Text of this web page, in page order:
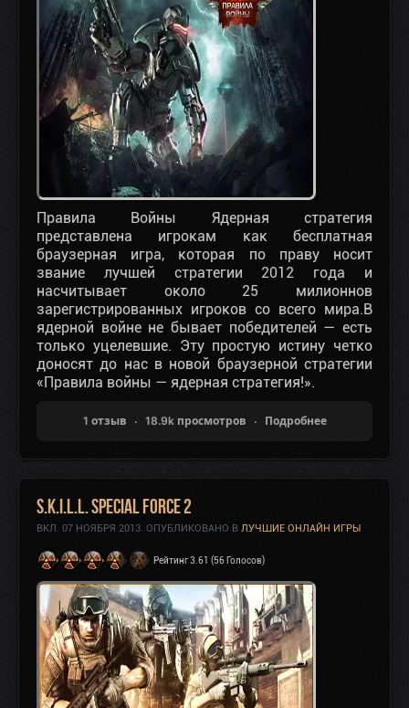
Правила Войны Ядерная стратегия
представлена игрокам как бесплатная
браузерная игра, которая по праву носит
звание лучшей стратегии 2012 года и
насчитывает около 25 милионнов
зарегистрированных игроков со всего мира.В
ядерной войне не бывает победителей — есть
только уцелевшие. Эту простую истину четко
доносят до нас в новой браузерной стратегии
«Правила войны — ядерная стратегия!».
1 отзыв 18.9k просмотров Подробнее
S.K.I.L.L. Special Force 2
ВКЛ. 07 НОЯБРЯ 2013. ОПУБЛИКОВАНО В ЛУЧШИЕ ОНЛАЙН ИГРЫ
Рейтинг 3.61 (56 Голосов)